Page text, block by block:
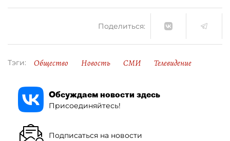
Поделиться:
Тэги: Общество Новость СМИ Телевидение
Обсуждаем новости здесь
Присоединяйтесь!
Подписаться на новости